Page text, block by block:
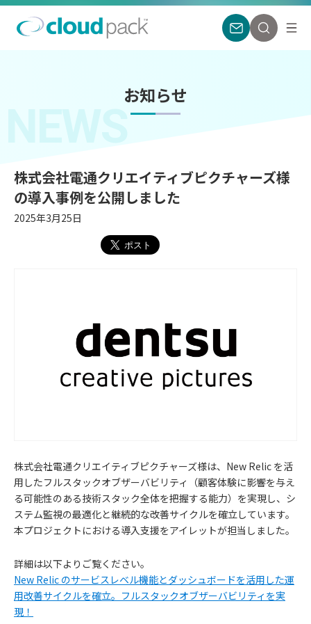
お知らせ
NEWS
株式会社電通クリエイティブピクチャーズ様
の導入事例を公開しました
2025年3月25日
株式会社電通クリエイティブピクチャーズ様は、New Relic を活
用したフルスタックオブザーバビリティ（顧客体験に影響を与え
る可能性のある技術スタック全体を把握する能力）を実現し、シ
ステム監視の最適化と継続的な改善サイクルを確立しています。
本プロジェクトにおける導入支援をアイレットが担当しました。
詳細は以下よりご覧ください。
New Relic のサービスレベル機能とダッシュボードを活用した運
用改善サイクルを確立。フルスタックオブザーバビリティを実
現！